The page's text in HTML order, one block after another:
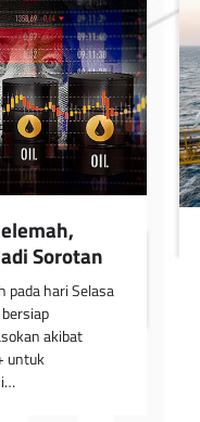
Sorotan
pada hari Selasa
akibat
untuk